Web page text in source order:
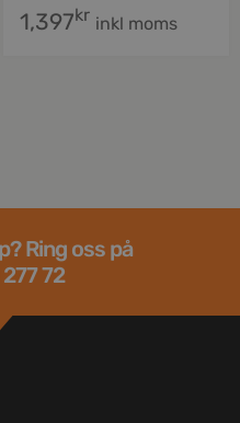
1,397kr inkl moms
Ring oss på
72